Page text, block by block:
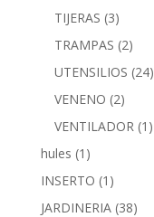
TIJERAS (3)
TRAMPAS (2)
UTENSILIOS (24)
VENENO (2)
VENTILADOR (1)
hules (1)
INSERTO (1)
JARDINERIA (38)